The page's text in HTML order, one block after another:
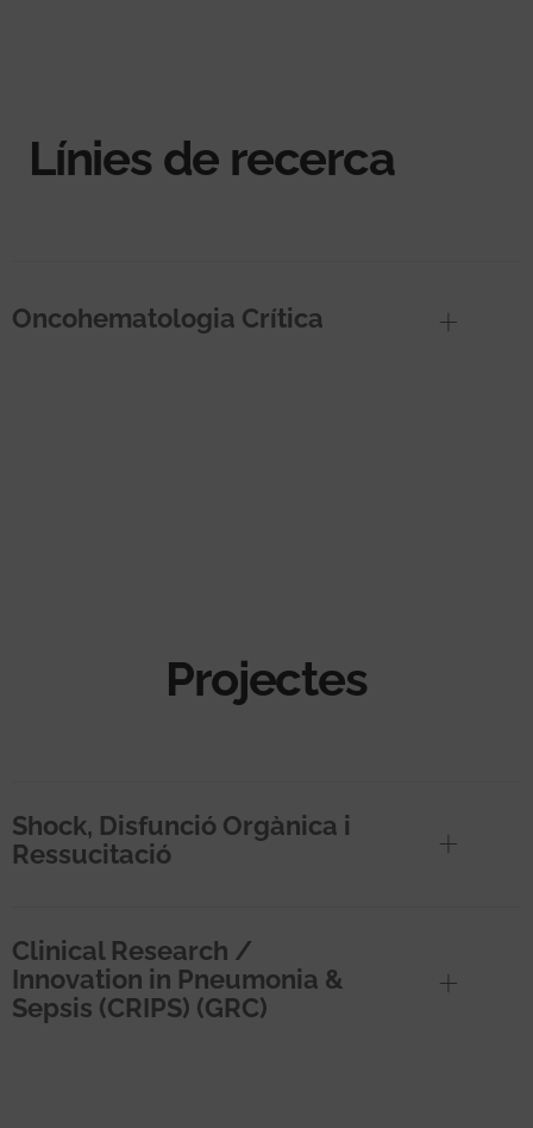
Línies de recerca
Oncohematologia Crítica
Projectes
Shock, Disfunció Orgànica i
Ressucitació
Clinical Research /
Innovation in Pneumonia &
Sepsis (CRIPS) (GRC)